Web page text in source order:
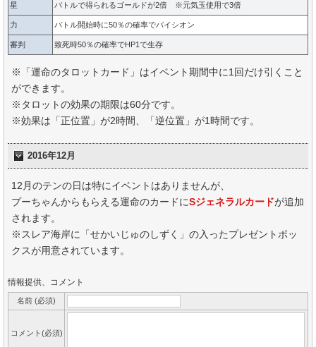
星 バトルで得られるゴールドが2倍 ※元気玉使用で3倍
力 バトル開始時に50％の確率でバイシオン
審判 致死時50％の確率でHP1で生存
※「運命のタロットカード」はイベント期間中に1回だけ引くこと
ができます。
※タロットの効果の期限は60分です。
※効果は「正位置」が2時間、「逆位置」が1時間です。
2016年12月
12月のテンの日は特にイベントはありませんが、
プーちゃんからもらえる運命のカードにSジェネラルカードが追加
されます。
※スレア海岸に「せかいじゅのしずく」の入ったプレゼントボッ
クスが用意されています。
情報提供、コメント
名前 (必須)
コメント(必須)